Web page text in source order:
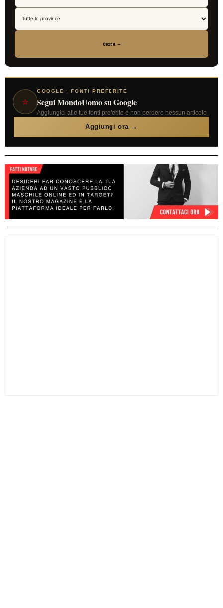
Cerca →
⭐
GOOGLE · FONTI PREFERITE
Segui MondoUomo su Google
Aggiungici alle tue fonti preferite e non perdere nessun articolo
Aggiungi ora →